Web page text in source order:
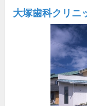
大塚歯科クリニ